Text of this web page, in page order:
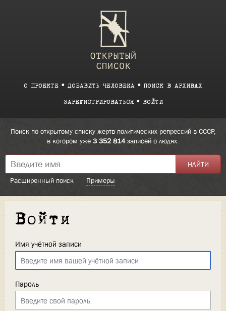
О ПРОЕКТЕ ДОБАВИТЬ ЧЕЛОВЕКА ПОИСК В АРХИВАХ
ЗАРЕГИСТРИРОВАТЬСЯ ВОЙТИ
Поиск по открытому списку жертв политических репрессий в СССР,
в котором уже 3 352 814записей о людях.
Расширенный поиск Примеры
Войти
Имя учётной записи
Пароль